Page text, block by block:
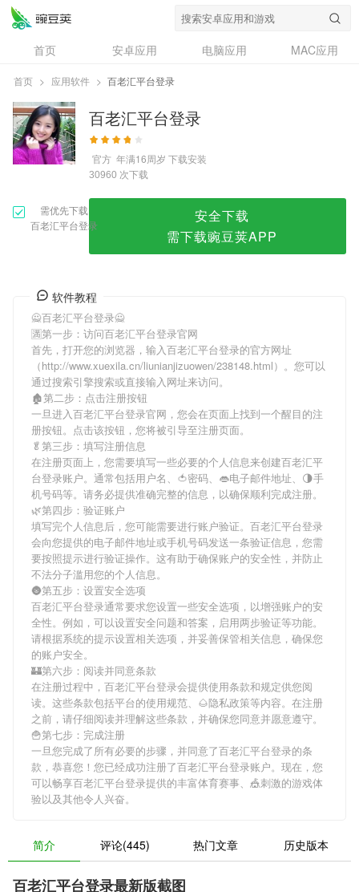
首页 安卓应用 电脑应用
MAC应用
资讯
专题
问答
首页 > 应用软件 > 百老汇平台登录
百老汇平台登录
官方 年满16周岁 下载安装
30960 次下载
需优先下载
百老汇平台登录
安全下载
需下载豌豆荚APP
软件教程
🙅百老汇平台登录🙅
🈵第一步：访问百老汇平台登录官网
首先，打开您的浏览器，输入百老汇平台登录的官方网址
（http://www.xuexila.cn/liunianjizuowen/238148.html）。您可以
通过搜索引擎搜索或直接输入网址来访问。
🏚第二步：点击注册按钮
一旦进入百老汇平台登录官网，您会在页面上找到一个醒目的注
册按钮。点击该按钮，您将被引导至注册页面。
🥬第三步：填写注册信息
在注册页面上，您需要填写一些必要的个人信息来创建百老汇平
台登录账户。通常包括用户名、🍅密码、👄电子邮件地址、🌗手
机号码等。请务必提供准确完整的信息，以确保顺利完成注册。
🌿第四步：验证账户
填写完个人信息后，您可能需要进行账户验证。百老汇平台登录
会向您提供的电子邮件地址或手机号码发送一条验证信息，您需
要按照提示进行验证操作。这有助于确保账户的安全性，并防止
不法分子滥用您的个人信息。
🌚第五步：设置安全选项
百老汇平台登录通常要求您设置一些安全选项，以增强账户的安
全性。例如，可以设置安全问题和答案，启用两步验证等功能。
请根据系统的提示设置相关选项，并妥善保管相关信息，确保您
的账户安全。
🏰第六步：阅读并同意条款
在注册过程中，百老汇平台登录会提供使用条款和规定供您阅
读。这些条款包括平台的使用规范、🌰隐私政策等内容。在注册
之前，请仔细阅读并理解这些条款，并确保您同意并愿意遵守。
🍟第七步：完成注册
一旦您完成了所有必要的步骤，并同意了百老汇平台登录的条
款，恭喜您！您已经成功注册了百老汇平台登录账户。现在，您
可以畅享百老汇平台登录提供的丰富体育赛事、🎪刺激的游戏体
验以及其他令人兴奋。
简介 评论(445) 热门文章 历史版本
百老汇平台登录最新版截图